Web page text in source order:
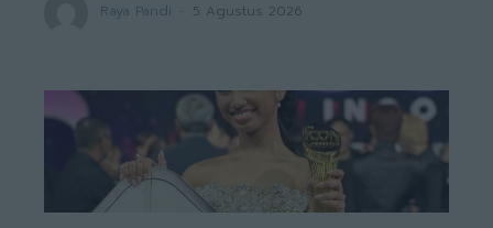
Raya Pandi 5 Agustus 2026